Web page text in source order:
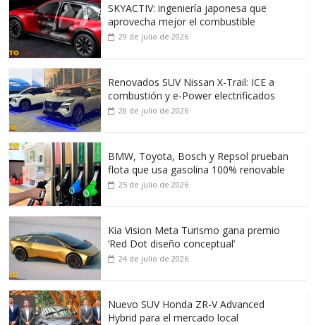
SKYACTIV: ingeniería japonesa que
aprovecha mejor el combustible
29 de julio de 2026
Renovados SUV Nissan X-Trail: ICE a
combustión y e-Power electrificados
28 de julio de 2026
BMW, Toyota, Bosch y Repsol prueban
flota que usa gasolina 100% renovable
25 de julio de 2026
Kia Vision Meta Turismo gana premio
‘Red Dot diseño conceptual’
24 de julio de 2026
Nuevo SUV Honda ZR-V Advanced
Hybrid para el mercado local